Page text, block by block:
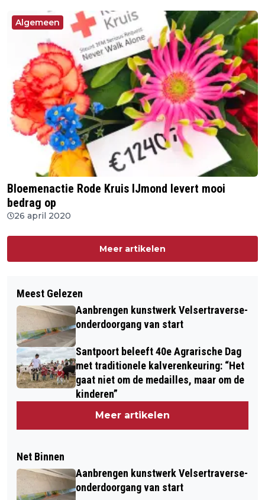
Algemeen
Bloemenactie Rode Kruis IJmond levert mooi
bedrag op
26 april 2020
Meer artikelen
Meest Gelezen
Aanbrengen kunstwerk Velsertraverse-
onderdoorgang van start
Santpoort beleeft 40e Agrarische Dag
met traditionele kalverenkeuring: “Het
gaat niet om de medailles, maar om de
kinderen”
Meer artikelen
Net Binnen
Aanbrengen kunstwerk Velsertraverse-
onderdoorgang van start